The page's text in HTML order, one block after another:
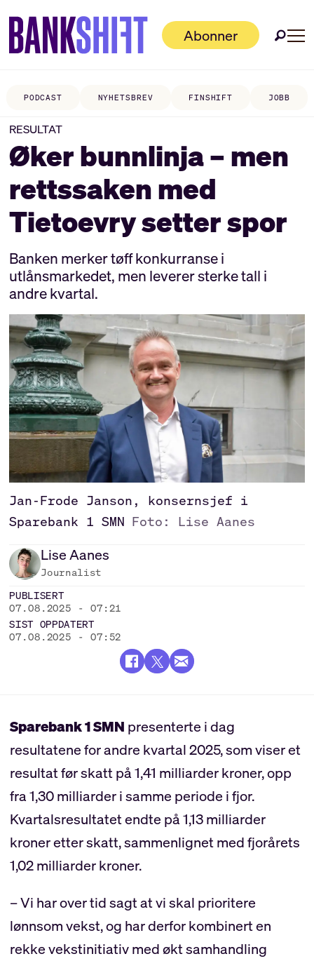
Abonner
PODCAST NYHETSBREV FINSHIFT JOBB
RESULTAT
Øker bunnlinja – men
rettssaken med
Tietoevry setter spor
Banken merker tøff konkurranse i
utlånsmarkedet, men leverer sterke tall i
andre kvartal.
Jan-Frode Janson, konsernsjef i
Sparebank 1 SMN Foto: Lise Aanes
LiseAanes
Journalist
PUBLISERT
07.08.2025 - 07:21
SIST OPPDATERT
07.08.2025 - 07:52
Sparebank 1 SMN presenterte i dag
resultatene for andre kvartal 2025, som viser et
resultat før skatt på 1,41 milliarder kroner, opp
fra 1,30 milliarder i samme periode i fjor.
Kvartalsresultatet endte på 1,13 milliarder
kroner etter skatt, sammenlignet med fjorårets
1,02 milliarder kroner.
– Vi har over tid sagt at vi skal prioritere
lønnsom vekst, og har derfor kombinert en
rekke vekstinitiativ med økt samhandling